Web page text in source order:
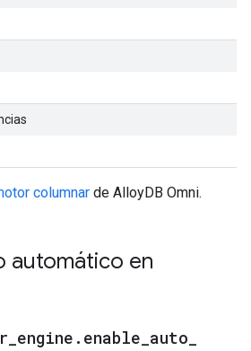
columnar de AlloyDB Omni.
automático en
engine . enable auto